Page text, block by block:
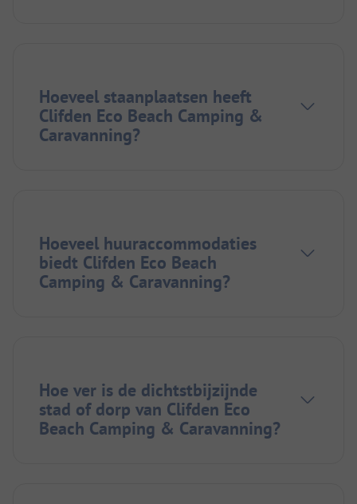
Hoeveel staanplaatsen heeft
Clifden Eco Beach Camping &
Caravanning?
Hoeveel huuraccommodaties
biedt Clifden Eco Beach
Camping & Caravanning?
Hoe ver is de dichtstbijzijnde
stad of dorp van Clifden Eco
Beach Camping & Caravanning?